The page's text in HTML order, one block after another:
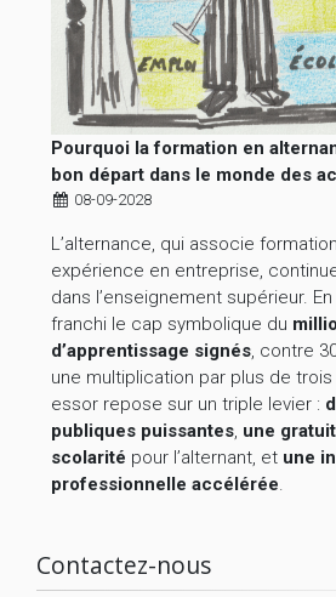
Pourquoi la formation en
bon départ dans le monde des
08-09-2028
L’alternance, qui associe
expérience en entreprise,
dans l’enseignement supérieur.
franchi le cap symbolique du
d’apprentissage signés, contre
une multiplication par plus de trois
essor repose sur un triple levier :
publiques puissantes, une
scolarité pour l’alternant, et une
professionnelle accélérée.
Contactez-nous